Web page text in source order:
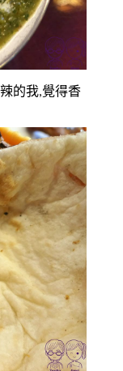
的我,覺得香